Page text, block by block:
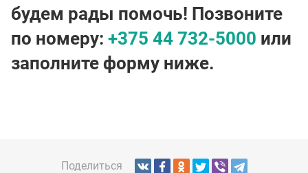
будем рады помочь! Позвоните
по номеру: +375 44 732-5000 или
заполните форму ниже.
Поделиться